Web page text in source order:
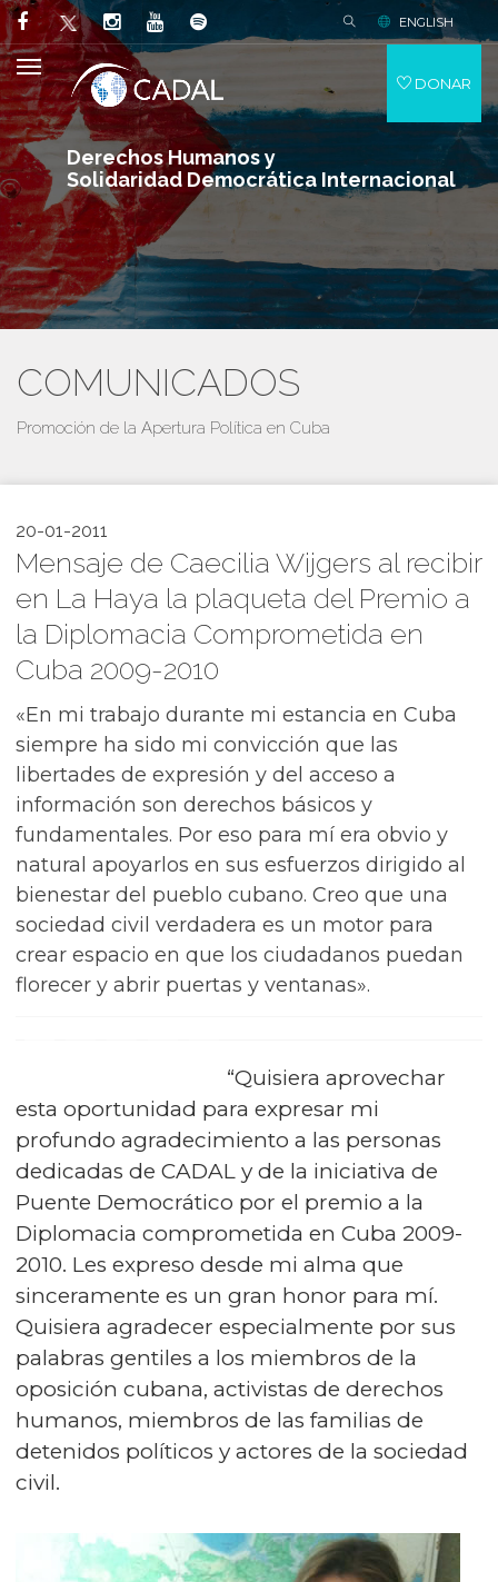
Derechos Humanos y
Solidaridad Democrática Internacional
ENGLISH
DONAR
COMUNICADOS
Promoción de la Apertura Política en Cuba
20-01-2011
Mensaje de Caecilia Wijgers al recibir
en La Haya la plaqueta del Premio a
la Diplomacia Comprometida en
Cuba 2009-2010
«En mi trabajo durante mi estancia en Cuba
siempre ha sido mi convicción que las
libertades de expresión y del acceso a
información son derechos básicos y
fundamentales. Por eso para mí era obvio y
natural apoyarlos en sus esfuerzos dirigido al
bienestar del pueblo cubano. Creo que una
sociedad civil verdadera es un motor para
crear espacio en que los ciudadanos puedan
florecer y abrir puertas y ventanas».
“Quisiera aprovechar
esta oportunidad para expresar mi
profundo agradecimiento a las personas
dedicadas de CADAL y de la iniciativa de
Puente Democrático por el premio a la
Diplomacia comprometida en Cuba 2009-
2010. Les expreso desde mi alma que
sinceramente es un gran honor para mí.
Quisiera agradecer especialmente por sus
palabras gentiles a los miembros de la
oposición cubana, activistas de derechos
humanos, miembros de las familias de
detenidos políticos y actores de la sociedad
civil.